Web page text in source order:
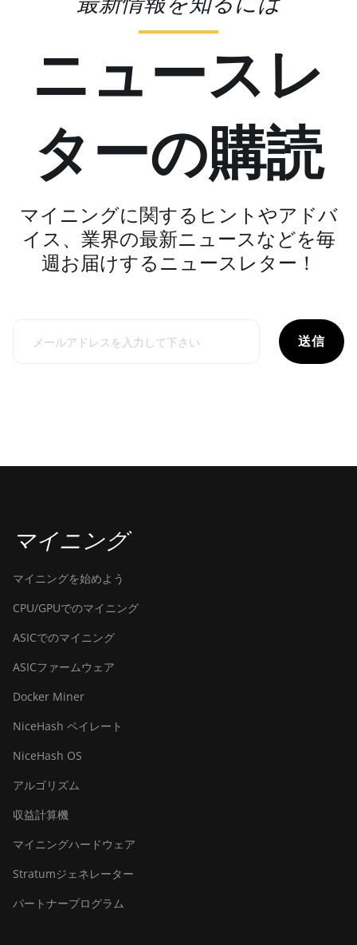
ニュースレ
ターの購読
マイニングに関するヒントやアドバ
イス、業界の最新ニュースなどを毎
週お届けするニュースレター！
送信
マイニング
マイニングを始めよう
CPU/GPUでのマイニング
ASICでのマイニング
ASICファームウェア
Docker Miner
NiceHash ペイレート
NiceHash OS
アルゴリズム
収益計算機
マイニングハードウェア
Stratumジェネレーター
パートナープログラム